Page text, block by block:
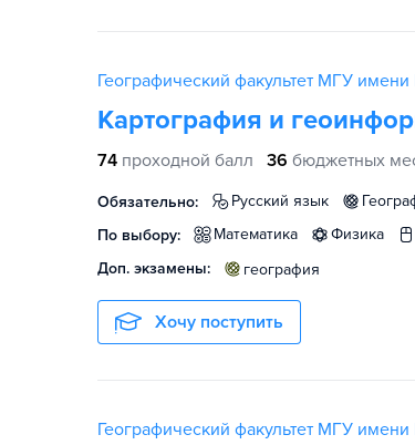
Географический факультет МГУ
Картография и
74 проходной балл 36 бюджетных
Обязательно: русский язык
По выбору:
математика физика
Доп. экзамены:
география
Хочу поступить
Географический факультет МГУ